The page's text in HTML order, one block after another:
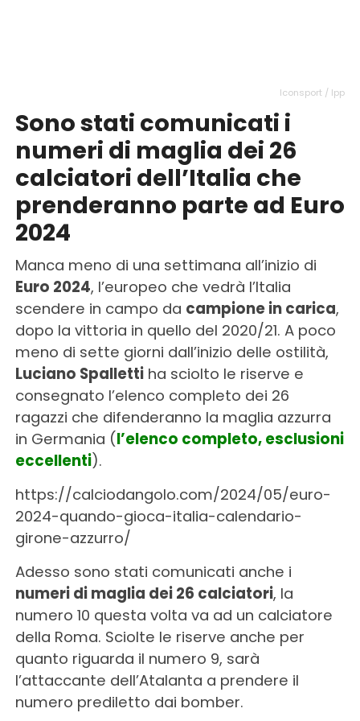
Iconsport / Ipp
Sono stati comunicati i
numeri di maglia dei 26
calciatori dell’Italia che
prenderanno parte ad Euro
2024
Manca meno di una settimana all’inizio di
Euro 2024, l’europeo che vedrà l’Italia
scendere in campo da campione in carica,
dopo la vittoria in quello del 2020/21. A poco
meno di sette giorni dall’inizio delle ostilità,
Luciano Spallettiha sciolto le riserve e
consegnato l’elenco completo dei 26
ragazzi che difenderanno la maglia azzurra
in Germania (l’elenco completo, esclusioni
eccellenti).
https://calciodangolo.com/2024/05/euro-
2024-quando-gioca-italia-calendario-
girone-azzurro/
Adesso sono stati comunicati anche i
numeri di maglia dei 26 calciatori, la
numero 10 questa volta va ad un calciatore
della Roma. Sciolte le riserve anche per
quanto riguarda il numero 9, sarà
l’attaccante dell’Atalanta a prendere il
numero prediletto dai bomber.